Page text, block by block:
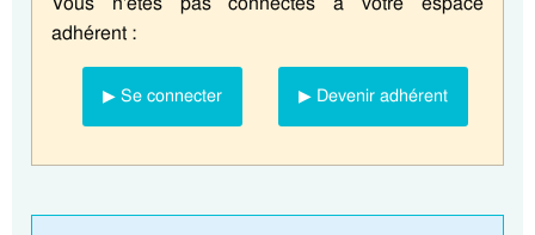
adhérent :
▶ Se connecter ▶ Devenir adhérent